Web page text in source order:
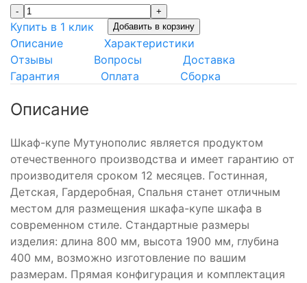
- +
Купить в 1 клик Добавить в корзину
Описание
Характеристики
Отзывы
Вопросы
Доставка
Гарантия
Оплата Сборка
Описание
Шкаф-купе Мутунополис является продуктом
отечественного производства и имеет гарантию от
производителя сроком 12 месяцев. Гостинная,
Детская, Гардеробная, Спальня станет отличным
местом для размещения шкафа-купе шкафа в
современном стиле. Стандартные размеры
изделия: длина 800 мм, высота 1900 мм, глубина
400 мм, возможно изготовление по вашим
размерам. Прямая конфигурация и комплектация